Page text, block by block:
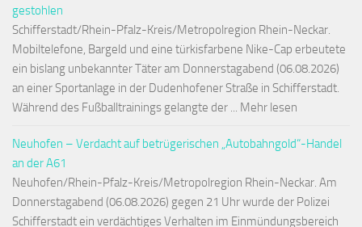
gestohlen
Schifferstadt/Rhein-Pfalz-Kreis/Metropolregion Rhein-Neckar.
Mobiltelefone, Bargeld und eine türkisfarbene Nike-Cap erbeutete
ein bislang unbekannter Täter am Donnerstagabend (06.08.2026)
an einer Sportanlage in der Dudenhofener Straße in Schifferstadt.
Während des Fußballtrainings gelangte der ... Mehr lesen
Neuhofen – Verdacht auf betrügerischen „Autobahngold“-Handel
an der A61
Neuhofen/Rhein-Pfalz-Kreis/Metropolregion Rhein-Neckar. Am
Donnerstagabend (06.08.2026) gegen 21 Uhr wurde der Polizei
Schifferstadt ein verdächtiges Verhalten im Einmündungsbereich